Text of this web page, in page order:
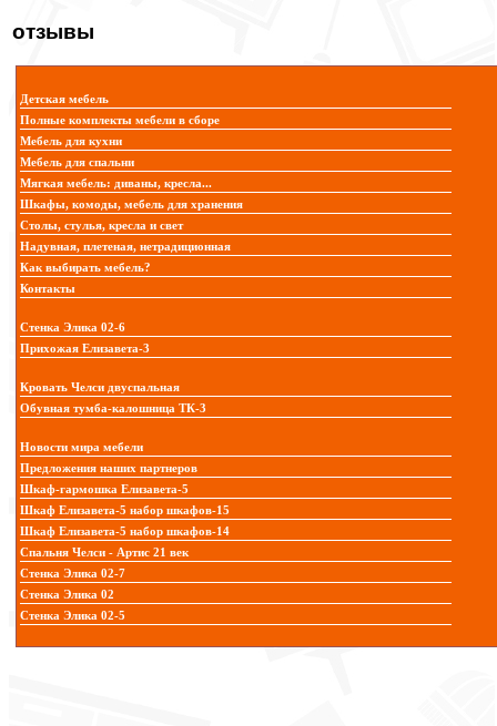
отзывы
Детская мебель
Полные комплекты мебели в сборе
Мебель для кухни
Мебель для спальни
Мягкая мебель: диваны, кресла...
Шкафы, комоды, мебель для хранения
Столы, стулья, кресла и свет
Надувная, плетеная, нетрадиционная
Как выбирать мебель?
Контакты
Стенка Элика 02-6
Прихожая Елизавета-3
Кровать Челси двуспальная
Обувная тумба-калошница ТК-3
Новости мира мебели
Предложения наших партнеров
Шкаф-гармошка Елизавета-5
Шкаф Елизавета-5 набор шкафов-15
Шкаф Елизавета-5 набор шкафов-14
Спальня Челси - Артис 21 век
Стенка Элика 02-7
Стенка Элика 02
Стенка Элика 02-5